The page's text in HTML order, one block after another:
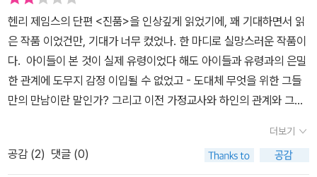
떤지도 명확하게 드러나지 않는다.그녀에게만 보이는 유령들의 정체,
저택에 감추어진 어떤 비밀, 비밀스럽고 조용한 아이들. 초반에만 잠
깐 모습을 나타낸 저택의 주인.소설 전체가 어딘가 미스터리한 분위
기로 가득하지만 마지막 장을 덮는 그 순간까지 독자는 어떤 것도 명
확하게 결말을 내릴 수가 없다. 여기에서 소설을 읽는 사람들은 한 가
지 의심을 가지게 된다.유령은 존재하는가. 그녀는 진짜 유령을 본 것
이 맞는가. 혹은 그녀의 두려움이 불러낸 환영은 아닐까.그럼에도 불
구하고 그녀가 설명하는 유령의 모습이 너무 생생하기에, 단지 그녀
헨리 제임스의 단편 <진품>을 인상깊게 읽었기에, 꽤 기대하면서 읽
은 작품 이었건만, 기대가 너무 컸었나. 한 마디로 실망스러운 작품이
다. 아이들이 본 것이 실제 유령이었다 해도 아이들과 유령과의 은밀
한 관계에 도무지 감정 이입될 수 없었고 - 도대체 무엇을 위한 그들
만의 만남이란 말인가? 그리고 이전 가정교사와 하인의 관계와 그들
깜찍한 연기도 그렇게 공포스럽게 느껴지지 않았다. 결국 이 모든 이
야기들이 미친 가정교사의 망상이라 한다해도, 단지 가난한 목사 집
더보기
공감 (2) 댓글 (0)